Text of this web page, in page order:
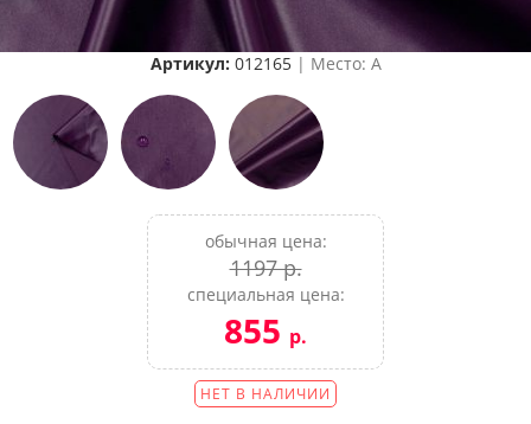
Артикул: 012165| Место: A
обычная цена:
1197 р.
специальная цена:
855 р.
НЕТ В НАЛИЧИИ